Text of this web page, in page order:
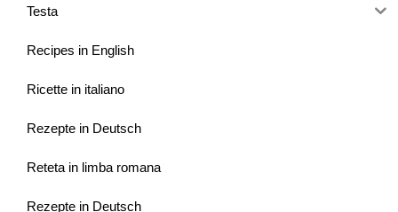
Testa
Recipes in English
Ricette in italiano
Rezepte in Deutsch
Reteta in limba romana
Rezepte in Deutsch